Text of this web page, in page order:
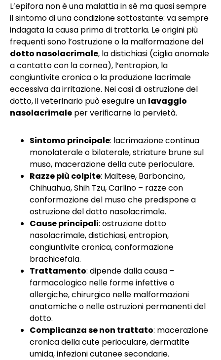
L’epifora non è una malattia in sé ma quasi sempre
il sintomo di una condizione sottostante: va sempre
indagata la causa prima di trattarla. Le origini più
frequenti sono l’ostruzione o la malformazione del
dotto nasolacrimale, la distichiasi (ciglia anomale
a contatto con la cornea), l’entropion, la
congiuntivite cronica o la produzione lacrimale
eccessiva da irritazione. Nei casi di ostruzione del
dotto, il veterinario può eseguire un lavaggio
nasolacrimale per verificarne la pervietà.
Sintomo principale: lacrimazione continua
monolaterale o bilaterale, striature brune sul
muso, macerazione della cute perioculare.
Razze più colpite: Maltese, Barboncino,
Chihuahua, Shih Tzu, Carlino – razze con
conformazione del muso che predispone a
ostruzione del dotto nasolacrimale.
Cause principali: ostruzione dotto
nasolacrimale, distichiasi, entropion,
congiuntivite cronica, conformazione
brachicefala.
Trattamento: dipende dalla causa –
farmacologico nelle forme infettive o
allergiche, chirurgico nelle malformazioni
anatomiche o nelle ostruzioni permanenti del
dotto.
Complicanza se non trattato: macerazione
cronica della cute perioculare, dermatite
umida, infezioni cutanee secondarie.